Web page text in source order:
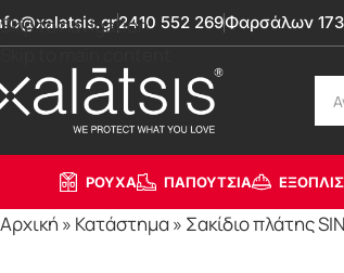
Skip to navigation
Skip to main content
2410 552 269Φαρσάλων
ΡΟΥΧΑ ΠΑΠΟΥΤΣΙΑ
Αρχική » Κατάστημα» Σακίδιο πλάτης